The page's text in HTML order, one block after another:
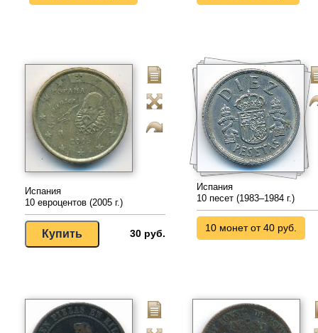
Испания
10 евроцентов (2005 г.)
30 руб.
Испания
10 песет (1983–1984 г.)
10 монет от 40 руб.